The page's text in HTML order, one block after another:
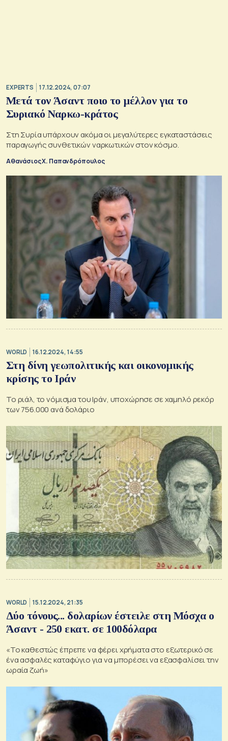
EXPERTS 17.12.2024, 07:07
Μετά τον Άσαντ ποιο το μέλλον για το
Συριακό Ναρκω-κράτος
Στη Συρία υπάρχουν ακόμα οι μεγαλύτερες εγκαταστάσεις
παραγωγής συνθετικών ναρκωτικών στον κόσμο.
Αθανάσιος Χ. Παπανδρόπουλος
WORLD 16.12.2024, 14:55
Στη δίνη γεωπολιτικής και οικονομικής
κρίσης το Ιράν
Το ριάλ, το νόμισμα του Ιράν, υποχώρησε σε χαμηλό ρεκόρ
των 756.000 ανά δολάριο
WORLD 15.12.2024, 21:35
Δύο τόνους... δολαρίων έστειλε στη Μόσχα ο
Άσαντ - 250 εκατ. σε 100δόλαρα
«Το καθεστώς έπρεπε να φέρει χρήματα στο εξωτερικό σε
ένα ασφαλές καταφύγιο για να μπορέσει να εξασφαλίσει την
ωραία ζωή»